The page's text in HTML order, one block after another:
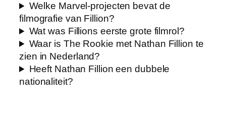
Welke Marvel-projecten bevat de
filmografie van Fillion?
Wat was Fillions eerste grote filmrol?
Waar is The Rookie met Nathan Fillion te
zien in Nederland?
Heeft Nathan Fillion een dubbele
nationaliteit?